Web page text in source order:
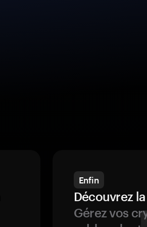
Enfin
Découvrez
Gérez vos